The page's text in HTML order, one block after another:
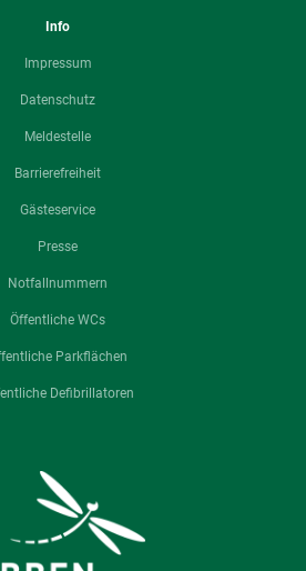
Info
Impressum
Datenschutz
Meldestelle
Barrierefreiheit
Gästeservice
Presse
Notfallnummern
Öffentliche WCs
Parkflächen
Defibrillatoren